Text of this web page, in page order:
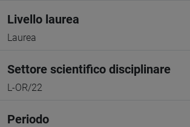
Livello laurea
Laurea
Settore scientifico disciplinare
L-OR/22
Periodo